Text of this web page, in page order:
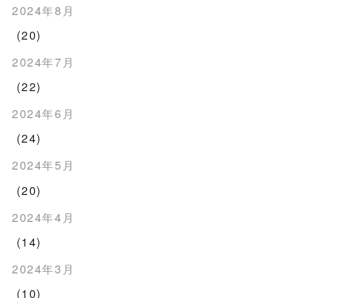
2024年8月
(20)
2024年7月
(22)
2024年6月
(24)
2024年5月
(20)
2024年4月
(14)
2024年3月
(10)